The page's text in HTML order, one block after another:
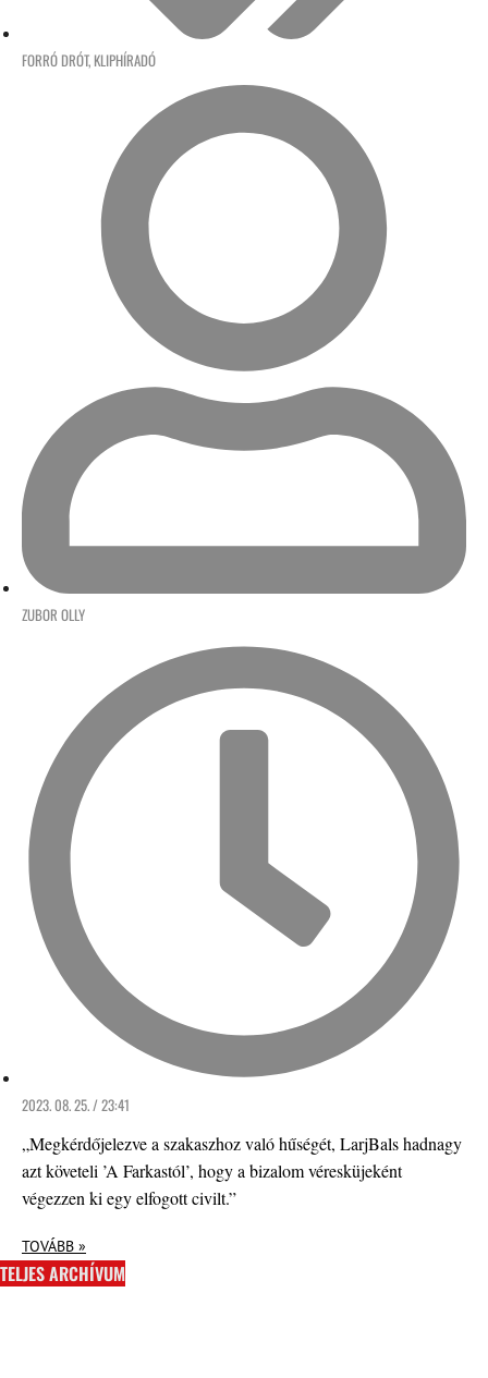
FORRÓ DRÓT, KLIPHÍRADÓ
ZUBOR OLLY
2023. 08. 25. / 23:41
„Megkérdőjelezve a szakaszhoz való hűségét, LarjBals hadnagy
azt követeli ’A Farkastól’, hogy a bizalom véresküjeként
végezzen ki egy elfogott civilt.”
TOVÁBB »
TELJES ARCHÍVUM